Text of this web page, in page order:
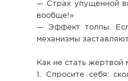
— Страх упущенной
вообще!»
— Эффект толпы.
механизмы
Как не стать жертвой
1. Спросите себя: